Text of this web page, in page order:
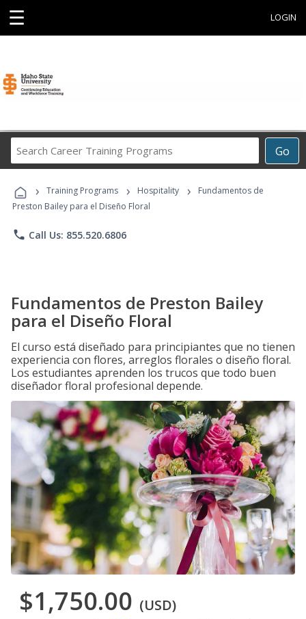
☰ LOGIN
Go
Career
Programs
› Training Programs › Hospitality ›
Fundamentos de
Preston Bailey para el Diseño Floral
phone Call Us: 855.520.6806
Fundamentos de Preston Bailey
para el Diseño Floral
El curso está diseñado para principiantes que no tienen
experiencia con flores, arreglos florales o diseño floral.
Los estudiantes aprenden los trucos que todo buen
diseñador floral profesional depende.
$1,750.00 (USD)